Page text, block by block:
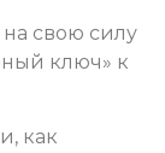
свою силу
ключ» к
как